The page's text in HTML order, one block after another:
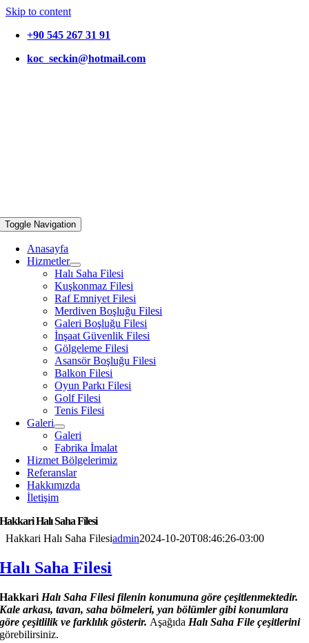
Skip to content
+90 545 267 31 91
koc_seckin@hotmail.com
Toggle Navigation
Anasayfa
Hizmetler
Halı Saha Filesi
Kuşkonmaz Filesi
Raf Emniyet Filesi
Merdiven Boşluğu Filesi
Galeri Boşluğu Filesi
İnşaat Güvenlik Filesi
Gölgeleme Filesi
Asansör Boşluğu Filesi
Balkon Filesi
Oyun Parkı Filesi
Golf Filesi
Tenis Filesi
Galeri
Galeri
Fabrika İmalat
Hizmet Bölgelerimiz
Referanslar
Hakkımızda
İletişim
Hakkari Halı Saha Filesi
Hakkari Halı Saha Filesiadmin2024-10-20T08:46:26-03:00
Halı Saha Filesi
Hakkari Halı Saha Filesi filenin konumuna göre çeşitlenmektedir.
Kale arkası, tavan, saha bölmeleri, yan bölümler gibi konumlara
göre çeşitlilik ve farklılık gösterir. Aşağıda Halı Saha File çeşitlerini
görebilirsiniz.